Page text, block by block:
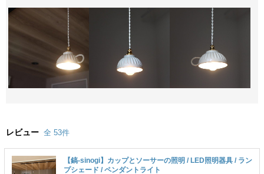
レビュー 全 53件
【鎬-sinogi】カップとソーサーの照明 / LED照明器具 / ラン
プシェード / ペンダントライト